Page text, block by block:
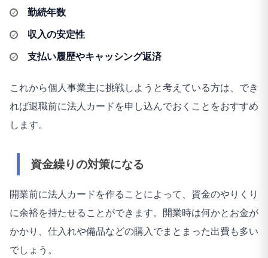
勤続年数
収入の安定性
支払い履歴やキャッシング返済
これから個人事業主に挑戦しようと考えている方は、でき
れば退職前に法人カードを申し込んでおくことをおすすめ
します。
資金繰りの対策になる
開業前に法人カードを作ることによって、資金のやりくり
に余裕を持たせることができます。開業時は何かとお金が
かかり、仕入れや備品などの購入でまとまった出費も多い
でしょう。